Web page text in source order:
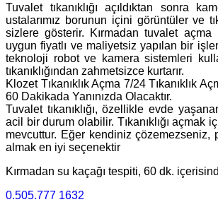
Tuvalet tıkanıklığı açıldıktan sonra
ustalarımız borunun içini görüntüler ve
sizlere gösterir. Kırmadan tuvalet
uygun fiyatlı ve maliyetsiz yapılan bir
teknoloji robot ve kamera sistemleri
tıkanıklığından zahmetsizce kurtarır.
Klozet Tıkanıklık Açma 7/24 Tıkanıklık
60 Dakikada Yanınızda Olacaktır.
Tuvalet tıkanıklığı, özellikle evde
acil bir durum olabilir. Tıkanıklığı açmak
mevcuttur. Eğer kendiniz çözemezseniz,
almak en iyi seçenektir
Kırmadan su kaçağı tespiti, 60 dk.
0.505.777 1632